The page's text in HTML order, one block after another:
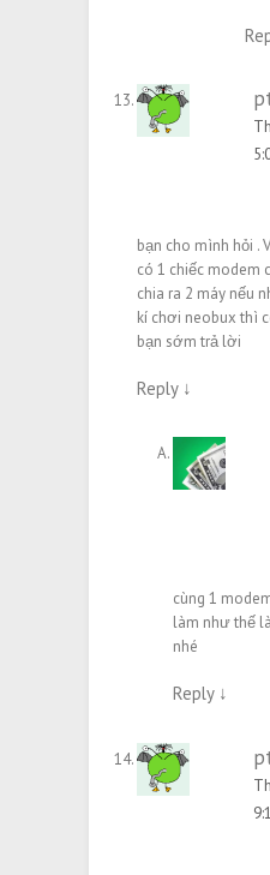
bạn cho mình hỏi .
có 1 chiếc modem
chia ra 2 máy nếu
kí chơi neobux thì
bạn sớm trả lời
Reply ↓
cùng 1
làm như thế
nhé
Reply ↓